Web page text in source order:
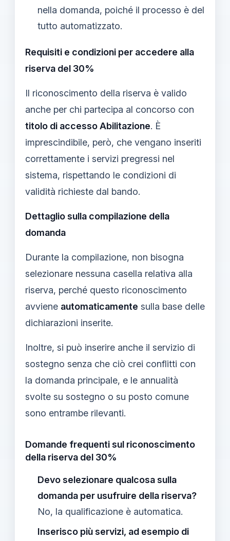
nella domanda, poiché il processo è del
tutto automatizzato.
Requisiti e condizioni per accedere alla
riserva del 30%
Il riconoscimento della riserva è valido
anche per chi partecipa al concorso con
titolo di accesso Abilitazione. È
imprescindibile, però, che vengano inseriti
correttamente i servizi pregressi nel
sistema, rispettando le condizioni di
validità richieste dal bando.
Dettaglio sulla compilazione della
domanda
Durante la compilazione, non bisogna
selezionare nessuna casella relativa alla
riserva, perché questo riconoscimento
avviene automaticamente sulla base delle
dichiarazioni inserite.
Inoltre, si può inserire anche il servizio di
sostegno senza che ciò crei conflitti con
la domanda principale, e le annualità
svolte su sostegno o su posto comune
sono entrambe rilevanti.
Domande frequenti sul riconoscimento
della riserva del 30%
Devo selezionare qualcosa sulla
domanda per usufruire della riserva?
No, la qualificazione è automatica.
Inserisco più servizi, ad esempio di